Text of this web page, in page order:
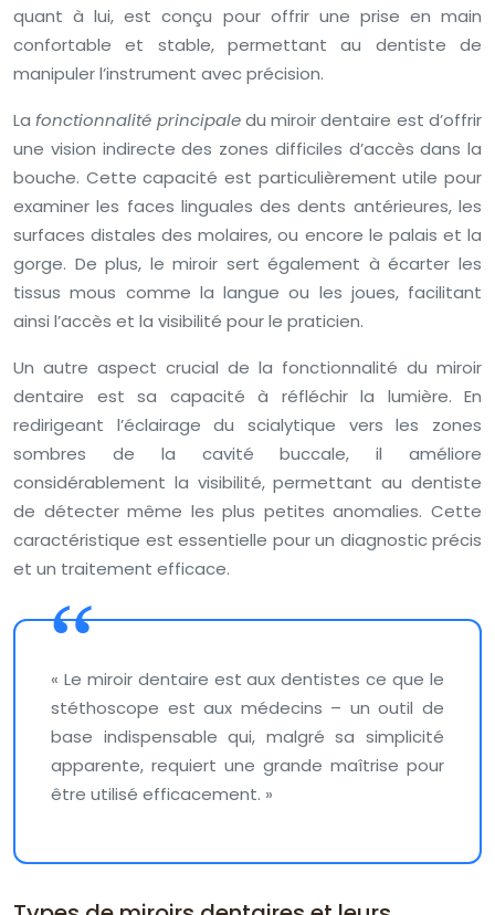
quant à lui, est conçu pour offrir une prise en main
confortable et stable, permettant au dentiste de
manipuler l’instrument avec précision.
Lafonctionnalité principaledu miroir dentaire est d’offrir
une vision indirecte des zones difficiles d’accès dans la
bouche. Cette capacité est particulièrement utile pour
examiner les faces linguales des dents antérieures, les
surfaces distales des molaires, ou encore le palais et la
gorge. De plus, le miroir sert également à écarter les
tissus mous comme la langue ou les joues, facilitant
ainsi l’accès et la visibilité pour le praticien.
Un autre aspect crucial de la fonctionnalité du miroir
dentaire est sa capacité à réfléchir la lumière. En
redirigeant l’éclairage du scialytique vers les zones
sombres de la cavité buccale, il améliore
considérablement la visibilité, permettant au dentiste
de détecter même les plus petites anomalies. Cette
caractéristique est essentielle pour un diagnostic précis
et un traitement efficace.
« Le miroir dentaire est aux dentistes ce que le
stéthoscope est aux médecins – un outil de
base indispensable qui, malgré sa simplicité
apparente, requiert une grande maîtrise pour
être utilisé efficacement. »